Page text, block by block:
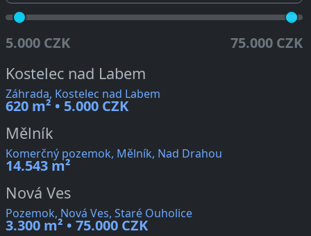
5.000 CZK 75.000 CZK
Kostelec nad Labem
Záhrada, Kostelec nad Labem
620 m² • 5.000 CZK
Mělník
Komerčný pozemok, Mělník, Nad Drahou
14.543 m²
Nová Ves
Pozemok, Nová Ves, Staré Ouholice
3.300 m² • 75.000 CZK